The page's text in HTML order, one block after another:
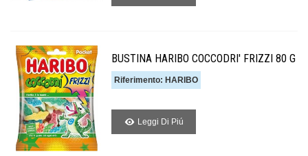
BUSTINA HARIBO COCCODRI' FRIZZI 80 G
Riferimento: HARIBO
Leggi Di Piú